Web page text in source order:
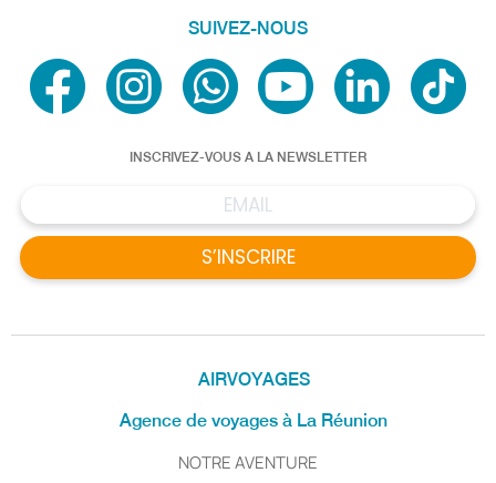
AIRVOYAGES
Agence de voyages à La Réunion
NOTRE AVENTURE
SUIVEZ-NOUS
INSCRIVEZ-VOUS A LA NEWSLETTER
S’INSCRIRE